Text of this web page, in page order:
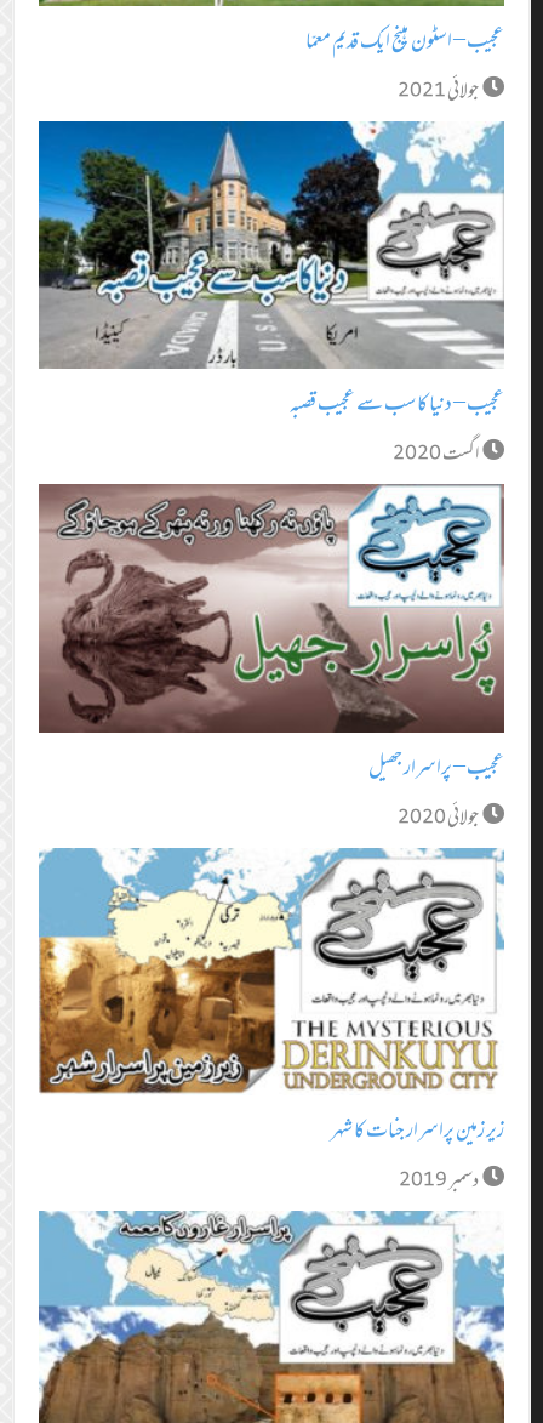
عجیب – اسٹون ہینج ایک قدیم معمّا
جولائی 2021
عجیب – دنیا کا سب سے عجیب قصبہ
اگست 2020
عجیب – پراسرار جھیل
جولائی 2020
زیر زمین پراسرار جنات کا شہر
دسمبر 2019